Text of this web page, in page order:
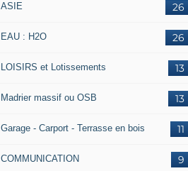
26
ASIE
26
EAU : H2O
13
LOISIRS et Lotissements
13
Madrier massif ou OSB
11
Garage - Carport - Terrasse en bois
9
COMMUNICATION